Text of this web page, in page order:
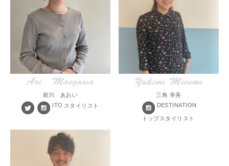
Aoi Maegawa
前川 あおい
ITO スタイリスト
Yukimi Misumi
三角 幸美
DESTINATION
トップスタイリスト